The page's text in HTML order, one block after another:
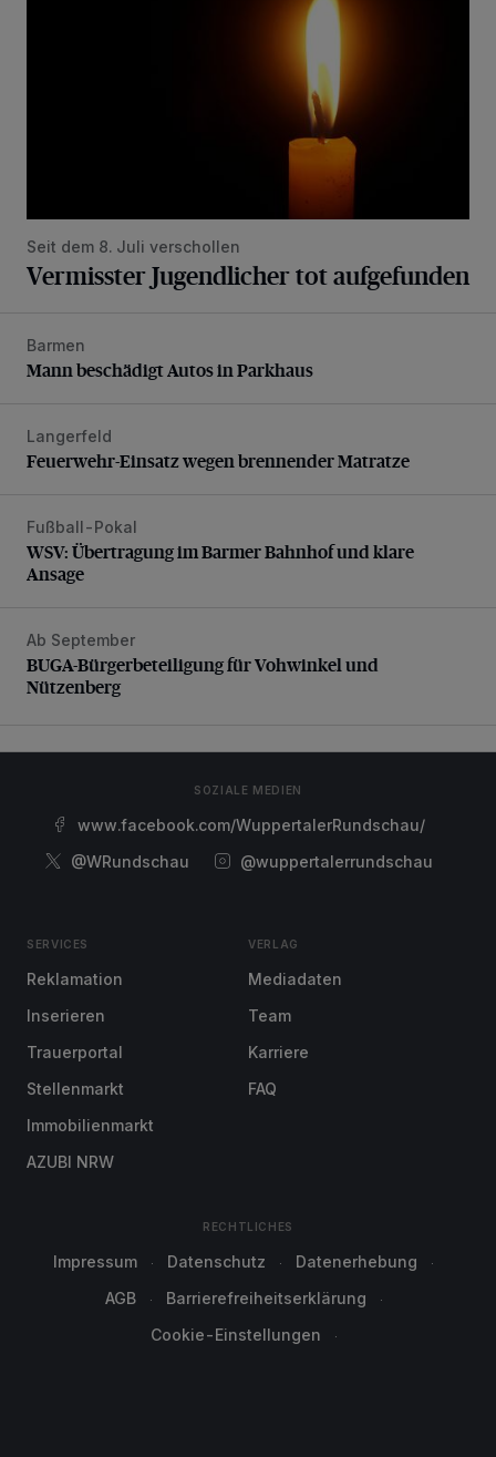
Seit dem 8. Juli verschollen
Vermisster Jugendlicher tot aufgefunden
Mann beschädigt Autos in Parkhaus
Barmen
Mann beschädigt Autos in Parkhaus
Feuerwehr-Einsatz wegen brennender Matratze
Langerfeld
Feuerwehr-Einsatz wegen brennender Matratze
WSV: Übertragung im Barmer Bahnhof und klare Ansage
Fußball-Pokal
WSV: Übertragung im Barmer Bahnhof und klare
Ansage
BUGA-Bürgerbeteiligung für Vohwinkel und Nützenberg
Ab September
BUGA-Bürgerbeteiligung für Vohwinkel und
Nützenberg
SOZIALE MEDIEN
www.facebook.com/WuppertalerRundschau/
@WRundschau
@wuppertalerrundschau
SERVICES
Reklamation
Inserieren
Trauerportal
Stellenmarkt
Immobilienmarkt
AZUBI NRW
VERLAG
Mediadaten
Team
Karriere
FAQ
RECHTLICHES
Impressum Datenschutz
Datenerhebung
AGB
Barrierefreiheitserklärung
Cookie-Einstellungen